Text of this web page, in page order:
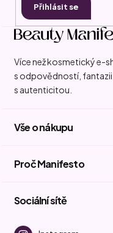
Přihlásit se
Více než kosmetický e-
s odpovědností,
s autenticitou.
Vše o nákupu
Proč Manifesto
Sociální sítě